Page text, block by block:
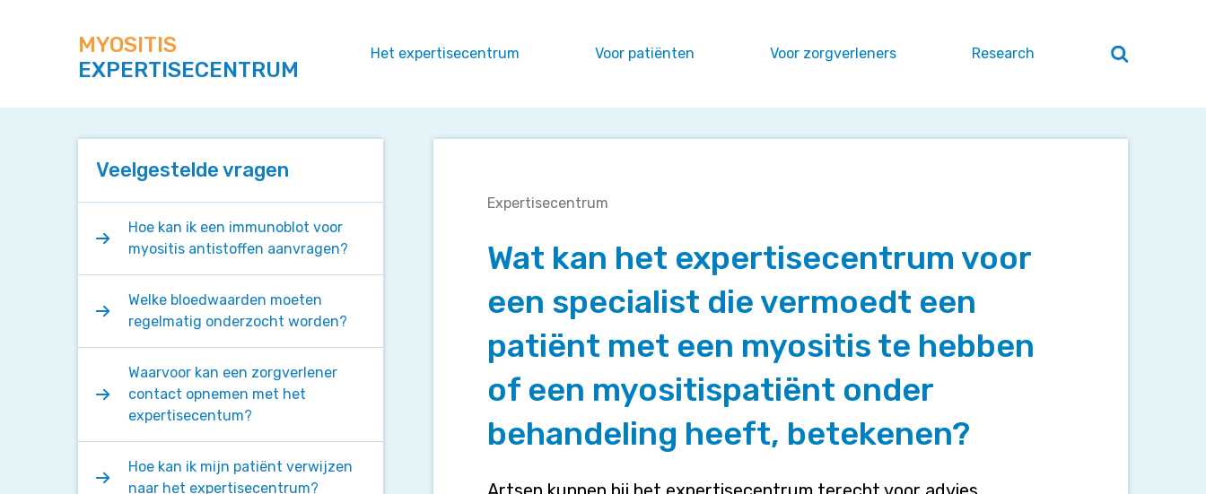
naar
content
deze
site
MYOSITIS
EXPERTISECENTRUM
Het expertisecentrum Voor patiënten Voor zorgverleners Research Zoeken
sluiten
Wat
het
expertisecentrum
een
specialist
die
vermoedt
een
met
myositis
Expertisecentrum
Wat kan het expertisecentrum voor
een specialist die vermoedt een
patiënt met een myositis te hebben
of een myositispatiënt onder
behandeling heeft, betekenen?
Veelgestelde vragen
Hoe kan ik een immunoblot voor
myositis antistoffen aanvragen?
Welke bloedwaarden moeten
regelmatig onderzocht worden?
Waarvoor kan een zorgverlener
contact opnemen met het
expertisecentum?
Hoe kan ik mijn patiënt verwijzen
naar het expertisecentrum?